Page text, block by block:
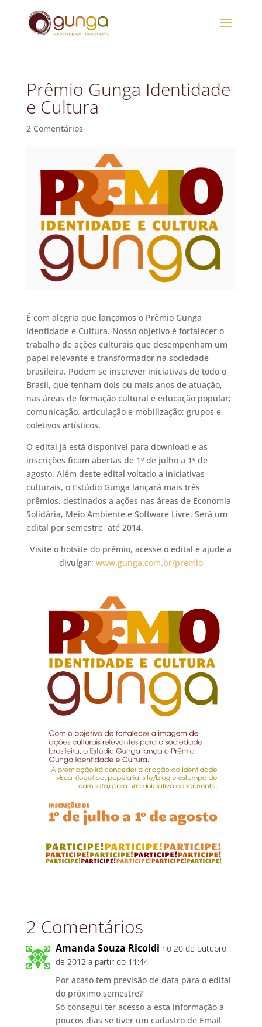
Prêmio Gunga Identidade
e Cultura
2 Comentários
É com alegria que lançamos o Prêmio Gunga
Identidade e Cultura. Nosso objetivo é fortalecer o
trabalho de ações culturais que desempenham um
papel relevante e transformador na sociedade
brasileira. Podem se inscrever iniciativas de todo o
Brasil, que tenham dois ou mais anos de atuação,
nas áreas de formação cultural e educação popular;
comunicação, articulação e mobilização; grupos e
coletivos artísticos.
O edital já está disponível para download e as
inscrições ficam abertas de 1º de julho a 1º de
agosto. Além deste edital voltado a iniciativas
culturais, o Estúdio Gunga lançará mais três
prêmios, destinados a ações nas áreas de Economia
Solidária, Meio Ambiente e Software Livre. Será um
edital por semestre, até 2014.
Visite o hotsite do prêmio, acesse o edital e ajude a
divulgar: www.gunga.com.br/premio
2 Comentários
Amanda Souza Ricoldi no 20 de outubro
de 2012 a partir do 11:44
Por acaso tem previsão de data para o edital
do próximo semestre?
Só consegui ter acesso a esta informação a
poucos dias se tiver um cadastro de Email